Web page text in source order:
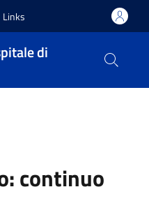
Links
di
continuo